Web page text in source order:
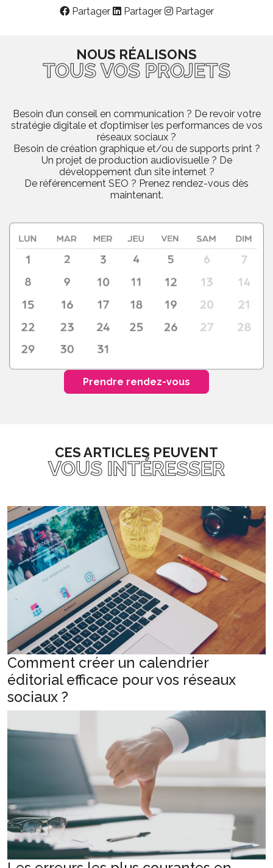
Partager Partager Partager
NOUS RÉALISONS
TOUS VOS PROJETS
Besoin d’un conseil en communication ? De revoir votre
stratégie digitale et d’optimiser les performances de vos
réseaux sociaux ?
Besoin de création graphique et/ou de supports print ?
Un projet de production audiovisuelle ? De
développement d’un site internet ?
De référencement SEO ? Prenez rendez-vous dès
maintenant.
Prendre rendez-vous
CES ARTICLES PEUVENT
VOUS INTÉRESSER
Comment créer un calendrier
éditorial efficace pour vos réseaux
sociaux ?